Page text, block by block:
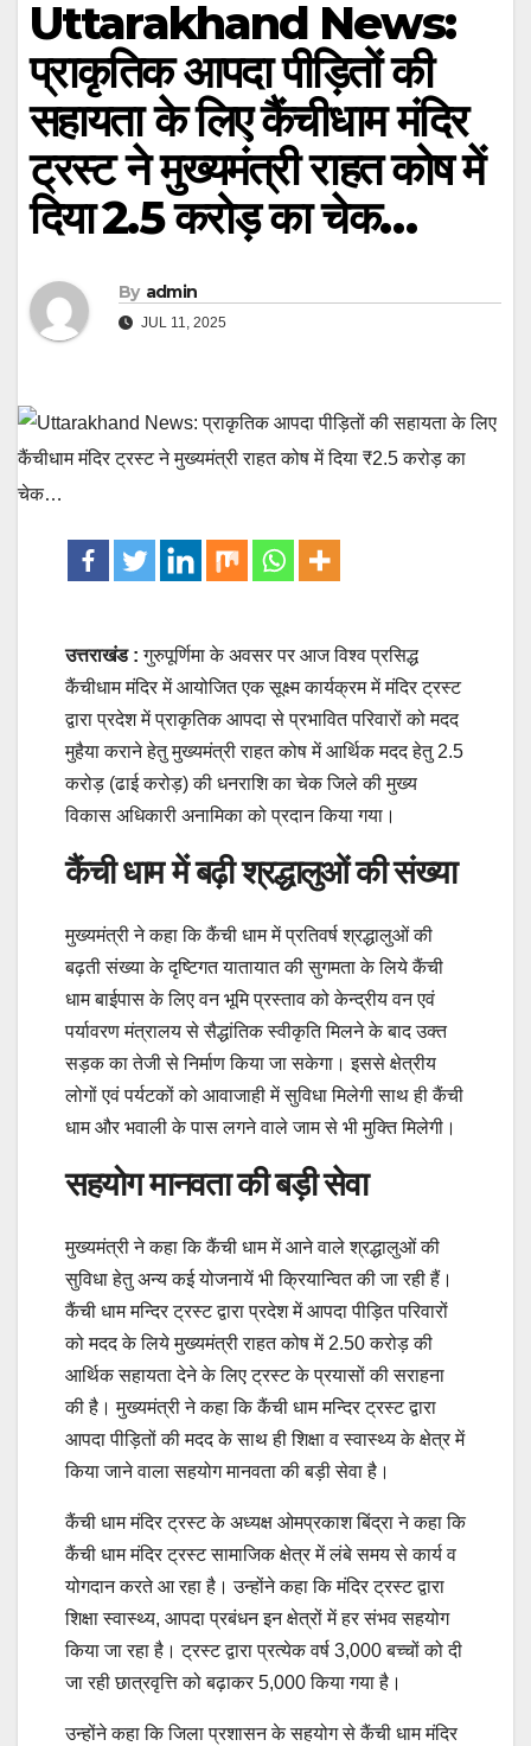
Uttarakhand News:
प्राकृतिक आपदा पीड़ितों की
सहायता के लिए कैंचीधाम मंदिर
ट्रस्ट ने मुख्यमंत्री राहत कोष में
दिया ₹2.5 करोड़ का चेक…
By admin
JUL 11, 2025
उत्तराखंड : गुरुपूर्णिमा के अवसर पर आज विश्व प्रसिद्ध
कैंचीधाम मंदिर में आयोजित एक सूक्ष्म कार्यक्रम में मंदिर ट्रस्ट
द्वारा प्रदेश में प्राकृतिक आपदा से प्रभावित परिवारों को मदद
मुहैया कराने हेतु मुख्यमंत्री राहत कोष में आर्थिक मदद हेतु 2.5
करोड़ (ढाई करोड़) की धनराशि का चेक जिले की मुख्य
विकास अधिकारी अनामिका को प्रदान किया गया।
कैंची धाम में बढ़ी श्रद्धालुओं की संख्या
मुख्यमंत्री ने कहा कि कैंची धाम में प्रतिवर्ष श्रद्धालुओं की
बढ़ती संख्या के दृष्टिगत यातायात की सुगमता के लिये कैंची
धाम बाईपास के लिए वन भूमि प्रस्ताव को केन्द्रीय वन एवं
पर्यावरण मंत्रालय से सैद्धांतिक स्वीकृति मिलने के बाद उक्त
सड़क का तेजी से निर्माण किया जा सकेगा। इससे क्षेत्रीय
लोगों एवं पर्यटकों को आवाजाही में सुविधा मिलेगी साथ ही कैंची
धाम और भवाली के पास लगने वाले जाम से भी मुक्ति मिलेगी।
सहयोग मानवता की बड़ी सेवा
मुख्यमंत्री ने कहा कि कैंची धाम में आने वाले श्रद्धालुओं की
सुविधा हेतु अन्य कई योजनायें भी क्रियान्वित की जा रही हैं।
कैंची धाम मन्दिर ट्रस्ट द्वारा प्रदेश में आपदा पीड़ित परिवारों
को मदद के लिये मुख्यमंत्री राहत कोष में 2.50 करोड़ की
आर्थिक सहायता देने के लिए ट्रस्ट के प्रयासों की सराहना
की है। मुख्यमंत्री ने कहा कि कैंची धाम मन्दिर ट्रस्ट द्वारा
आपदा पीड़ितों की मदद के साथ ही शिक्षा व स्वास्थ्य के क्षेत्र में
किया जाने वाला सहयोग मानवता की बड़ी सेवा है।
कैंची धाम मंदिर ट्रस्ट के अध्यक्ष ओमप्रकाश बिंद्रा ने कहा कि
कैंची धाम मंदिर ट्रस्ट सामाजिक क्षेत्र में लंबे समय से कार्य व
योगदान करते आ रहा है। उन्होंने कहा कि मंदिर ट्रस्ट द्वारा
शिक्षा स्वास्थ्य, आपदा प्रबंधन इन क्षेत्रों में हर संभव सहयोग
किया जा रहा है। ट्रस्ट द्वारा प्रत्येक वर्ष 3,000 बच्चों को दी
जा रही छात्रवृत्ति को बढ़ाकर 5,000 किया गया है।
उन्होंने कहा कि जिला प्रशासन के सहयोग से कैंची धाम मंदिर